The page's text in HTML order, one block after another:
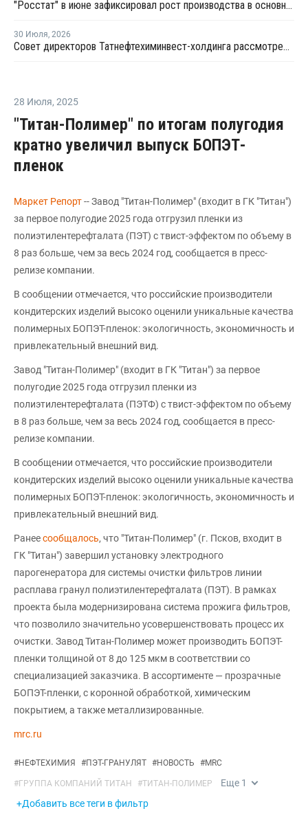
"Росстат" в июне зафиксировал рост производства в основных группах пластмасс
30 Июля, 2026
Совет директоров Татнефтехиминвест-холдинга рассмотрел инновационные решения для разных сфер экономики
28 Июля, 2025
"Титан-Полимер" по итогам полугодия
кратно увеличил выпуск БОПЭТ-
пленок
Маркет Репорт-- Завод "Титан-Полимер" (входит в ГК "Титан")
за первое полугодие 2025 года отгрузил пленки из
полиэтилентерефталата (ПЭТ) с твист-эффектом по объему в
8 раз больше, чем за весь 2024 год, сообщается в пресс-
релизе компании.
В сообщении отмечается, что российские производители
кондитерских изделий высоко оценили уникальные качества
полимерных БОПЭТ-пленок: экологичность, экономичность и
привлекательный внешний вид.
Завод "Титан-Полимер" (входит в ГК "Титан") за первое
полугодие 2025 года отгрузил пленки из
полиэтилентерефталата (ПЭТФ) с твист-эффектом по объему
в 8 раз больше, чем за весь 2024 год, сообщается в пресс-
релизе компании.
В сообщении отмечается, что российские производители
кондитерских изделий высоко оценили уникальные качества
полимерных БОПЭТ-пленок: экологичность, экономичность и
привлекательный внешний вид.
Ранеесообщалось, что "Титан-Полимер" (г. Псков, входит в
ГК "Титан") завершил установку электродного
парогенератора для системы очистки фильтров линии
расплава гранул полиэтилентерефталата (ПЭТ). В рамках
проекта была модернизирована система прожига фильтров,
что позволило значительно усовершенствовать процесс их
очистки. Завод Титан-Полимер может производить БОПЭТ-
пленки толщиной от 8 до 125 мкм в соответствии со
специализацией заказчика. В ассортименте — прозрачные
БОПЭТ-пленки, с коронной обработкой, химическим
покрытием, а также металлизированные.
mrc.ru
#НЕФТЕХИМИЯ #ПЭТ-ГРАНУЛЯТ #НОВОСТЬ #MRC
#ГРУППА КОМПАНИЙ ТИТАН #ТИТАН-ПОЛИМЕР Еще 1
+Добавить все теги в фильтр